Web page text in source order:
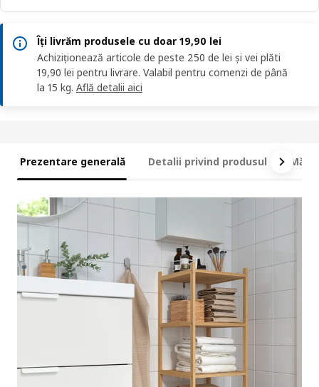
Îți livrăm produsele cu doar 19,90 lei
Achiziționează articole de peste 250 de lei și vei plăti
19,90 lei pentru livrare. Valabil pentru comenzi de până
la 15 kg. Află detalii aici
Prezentare generală Detalii privind produsul